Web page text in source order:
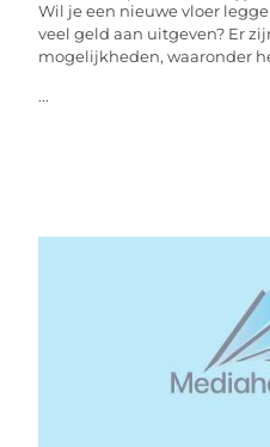
Wil je een nieuwe vloer
veel geld aan uitgeven? Er
mogelijkheden, waaronder
...